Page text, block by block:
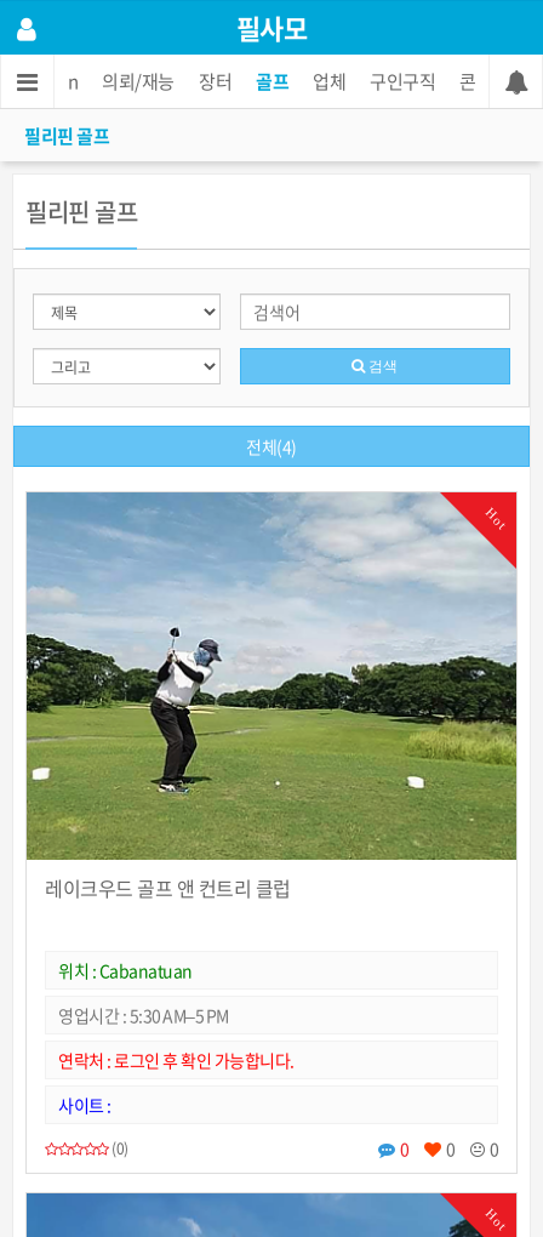
필사모
지식in 의뢰/재능 장터 골프 업체 구인구직 콘도렌트
필리핀 골프
필리핀 골프
검색
전체(4)
Hot
레이크우드 골프 앤 컨트리 클럽
위치 : Cabanatuan
영업시간 : 5:30 AM–5 PM
연락처 : 로그인 후 확인 가능합니다.
사이트 :
(0) 0 0 0
Hot